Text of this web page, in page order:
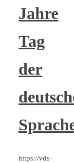
Jahre
Tag
der
https://vds-